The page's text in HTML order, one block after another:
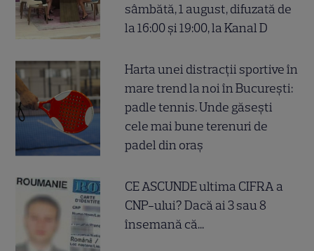
sâmbătă, 1 august, difuzată de
la 16:00 și 19:00, la Kanal D
Harta unei distracții sportive în
mare trend la noi în București:
padle tennis. Unde găsești
cele mai bune terenuri de
padel din oraș
CE ASCUNDE ultima CIFRA a
CNP-ului? Dacă ai 3 sau 8
însemană că...